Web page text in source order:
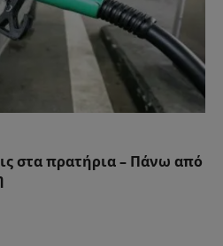
στα πρατήρια – Πάνω από